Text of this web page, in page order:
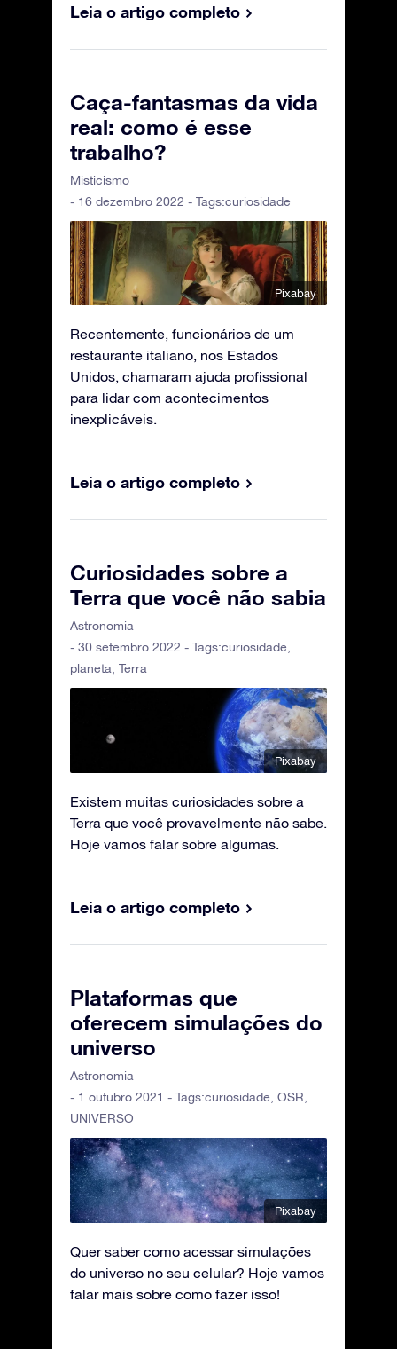
Leia o artigo completo
Caça-fantasmas da vida
real: como é esse
trabalho?
Misticismo
- 16 dezembro 2022 - Tags:curiosidade
Pixabay
Recentemente, funcionários de um
restaurante italiano, nos Estados
Unidos, chamaram ajuda profissional
para lidar com acontecimentos
inexplicáveis.
Leia o artigo completo
Curiosidades sobre a
Terra que você não sabia
Astronomia
- 30 setembro 2022 - Tags:curiosidade,
planeta, Terra
Pixabay
Existem muitas curiosidades sobre a
Terra que você provavelmente não sabe.
Hoje vamos falar sobre algumas.
Leia o artigo completo
Plataformas que
oferecem simulações do
universo
Astronomia
- 1 outubro 2021 - Tags:curiosidade OSR
UNIVERSO
Pixabay
Quer saber como acessar simulações
do universo no seu celular? Hoje vamos
falar mais sobre como fazer isso!